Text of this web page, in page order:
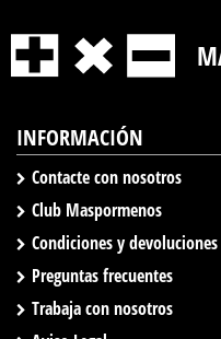
INFORMACIÓN
Contacte con nosotros
Club Maspormenos
Condiciones y devoluciones
Preguntas frecuentes
Trabaja con nosotros